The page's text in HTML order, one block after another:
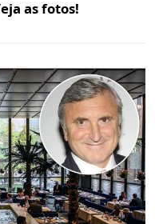
as fotos!